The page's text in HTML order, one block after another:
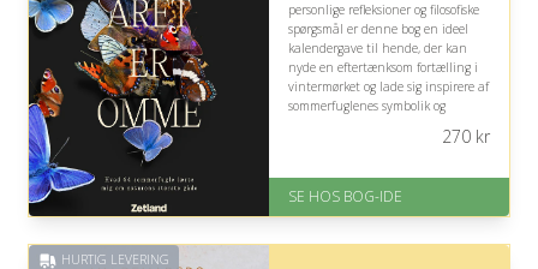
personlige refleksioner og filosofiske
spørgsmål er denne bog en ideel
kalendergave til hende, der kan
nyde en eftertænksom fortælling i
vintermørket og lade sig inspirere af
sommerfuglenes symbolik og
forventet leveringstid
Fremragende Trustpilot rating
270kr
SE HOS BOG-IDE
HURTIG LEVERING